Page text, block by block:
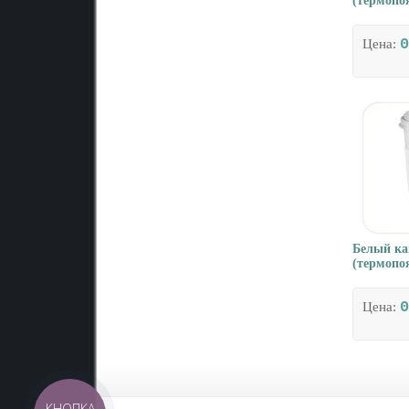
Цена:
Белый
Цена: